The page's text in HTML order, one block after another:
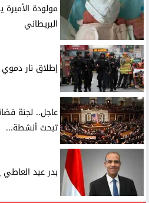
مولودة
البريطاني
إطلاق نار
عاجل.. لجنة
تبحث أنشطة...
بدر عبد